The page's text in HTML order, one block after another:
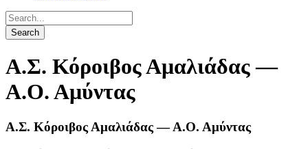
Α.Σ. Κόροιβος Αμαλιάδας —
Α.Ο. Αμύντας
Α.Σ. Κόροιβος Αμαλιάδας — Α.Ο. Αμύντας